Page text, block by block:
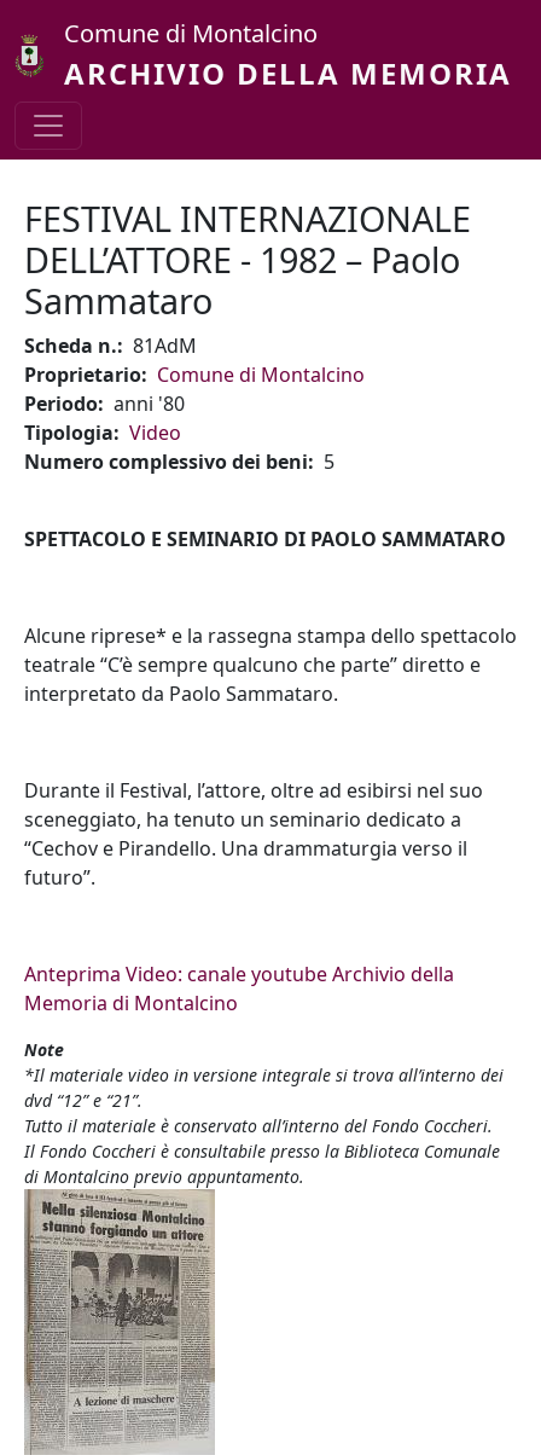
Comune di Montalcino
ARCHIVIO DELLA MEMORIA
FESTIVAL INTERNAZIONALE
DELL’ATTORE - 1982 – Paolo
Sammataro
Scheda n.
81AdM
Proprietario
Comune di Montalcino
Periodo anni '80
Tipologia
Video
Numero complessivo dei beni
5
SPETTACOLO E SEMINARIO DI PAOLO SAMMATARO
Alcune riprese* e la rassegna stampa dello spettacolo
teatrale “C’è sempre qualcuno che parte” diretto e
interpretato da Paolo Sammataro.
Durante il Festival, l’attore, oltre ad esibirsi nel suo
sceneggiato, ha tenuto un seminario dedicato a
“Cechov e Pirandello. Una drammaturgia verso il
futuro”.
Anteprima Video: canale youtube Archivio della
Memoria di Montalcino
Note
*Il materiale video in versione integrale si trova all’interno dei
dvd “12” e “21”.
Tutto il materiale è conservato all’interno del Fondo Coccheri.
Il Fondo Coccheri è consultabile presso la Biblioteca Comunale
di Montalcino previo appuntamento.